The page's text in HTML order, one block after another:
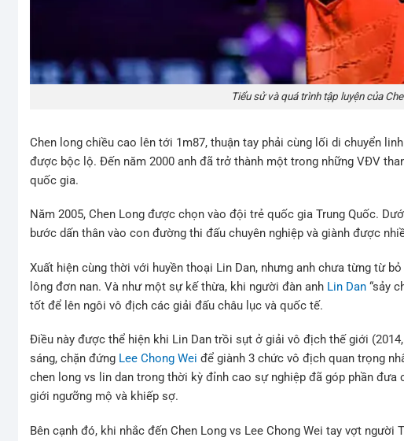
Tiểu sử và quá trình tập luyện của
Chen long chiều cao lên tới 1m87, thuận tay phải cùng lối di chuyển
được bộc lộ. Đến năm 2000 anh đã trở thành một trong những VĐV
quốc gia.
Năm 2005, Chen Long được chọn vào đội trẻ quốc gia Trung Quốc.
bước dấn thân vào con đường thi đấu chuyên nghiệp và giành được
Xuất hiện cùng thời với huyền thoại Lin Dan, nhưng anh chưa từng từ
lông đơn nan. Và như một sự kế thừa, khi người đàn anh Lin Dan “sảy
tốt để lên ngôi vô địch các giải đấu châu lục và quốc tế.
Điều này được thể hiện khi Lin Dan trồi sụt ở giải vô địch thế giới
sáng, chặn đứng Lee Chong Wei để giành 3 chức vô địch quan trọng
chen long vs lin dan trong thời kỳ đỉnh cao sự nghiệp đã góp phần đưa
giới ngưỡng mộ và khiếp sợ.
Bên cạnh đó, khi nhắc đến Chen Long vs Lee Chong Wei tay vợt người